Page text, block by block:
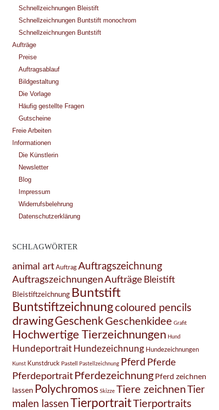
Schnellzeichnungen Bleistift
Schnellzeichnungen Buntstift monochrom
Schnellzeichnungen Buntstift
Aufträge
Preise
Auftragsablauf
Bildgestaltung
Die Vorlage
Häufig gestellte Fragen
Gutscheine
Freie Arbeiten
Informationen
Die Künstlerin
Newsletter
Blog
Impressum
Widerrufsbelehrung
Datenschutzerklärung
SCHLAGWÖRTER
animal art Auftrag Auftragszeichnung
Auftragszeichnungen Aufträge Bleistift
Bleistiftzeichnung Buntstift
Buntstiftzeichnungcoloured pencils
drawingGeschenk Geschenkidee Grafit
Hochwertige Tierzeichnungen Hund
Hundeportrait Hundezeichnung Hundezeichnungen
Kunst Kunstdruck Pastell Pastellzeichnung Pferd Pferde
Pferdeportrait Pferdezeichnung Pferd zeichnen
lassen Polychromos Skizze Tiere zeichnenTier
malen lassenTierportraitTierportraits